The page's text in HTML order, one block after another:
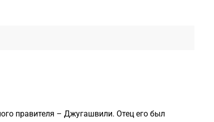
правителя – Джугашвили. Отец его был